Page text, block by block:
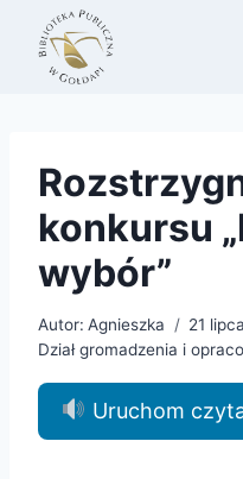
Przejdź
treści
konkursu
wybór”
Autor: Agnieszka
21
Dział gromadzenia i
Uruchom